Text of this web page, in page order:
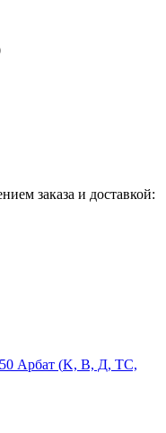
заказа и доставкой:
Арбат (K, В, Д, ТС,